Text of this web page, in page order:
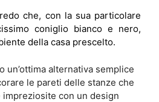
che, con la sua particolare
coniglio bianco e nero,
della casa prescelto.
un’ottima alternativa semplice
le pareti delle stanze che
con un design